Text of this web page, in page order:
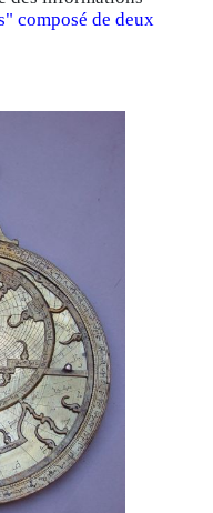
composé de deux